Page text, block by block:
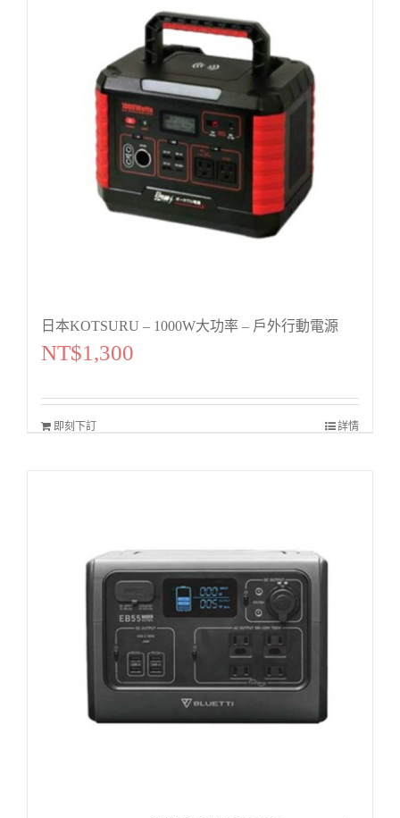
日本KOTSURU – 1000W大功率 – 戶外行動電源
NT$1,300
即刻下訂 詳情